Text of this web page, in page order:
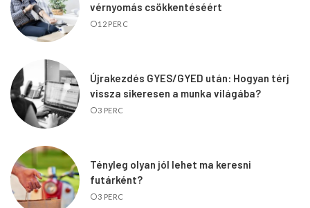
vérnyomás csökkentéséért
12 PERC
Újrakezdés GYES/GYED után: Hogyan térj
vissza sikeresen a munka világába?
3 PERC
Tényleg olyan jól lehet ma keresni
futárként?
3 PERC